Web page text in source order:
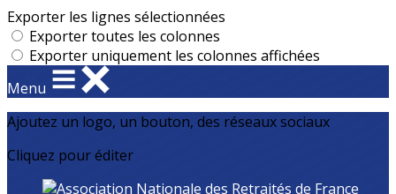
Exporter les lignes sélectionnées
Exporter toutes les colonnes
Exporter uniquement les colonnes affichées
Menu
Ajoutez un logo, un bouton, des réseaux sociaux
Cliquez pour éditer